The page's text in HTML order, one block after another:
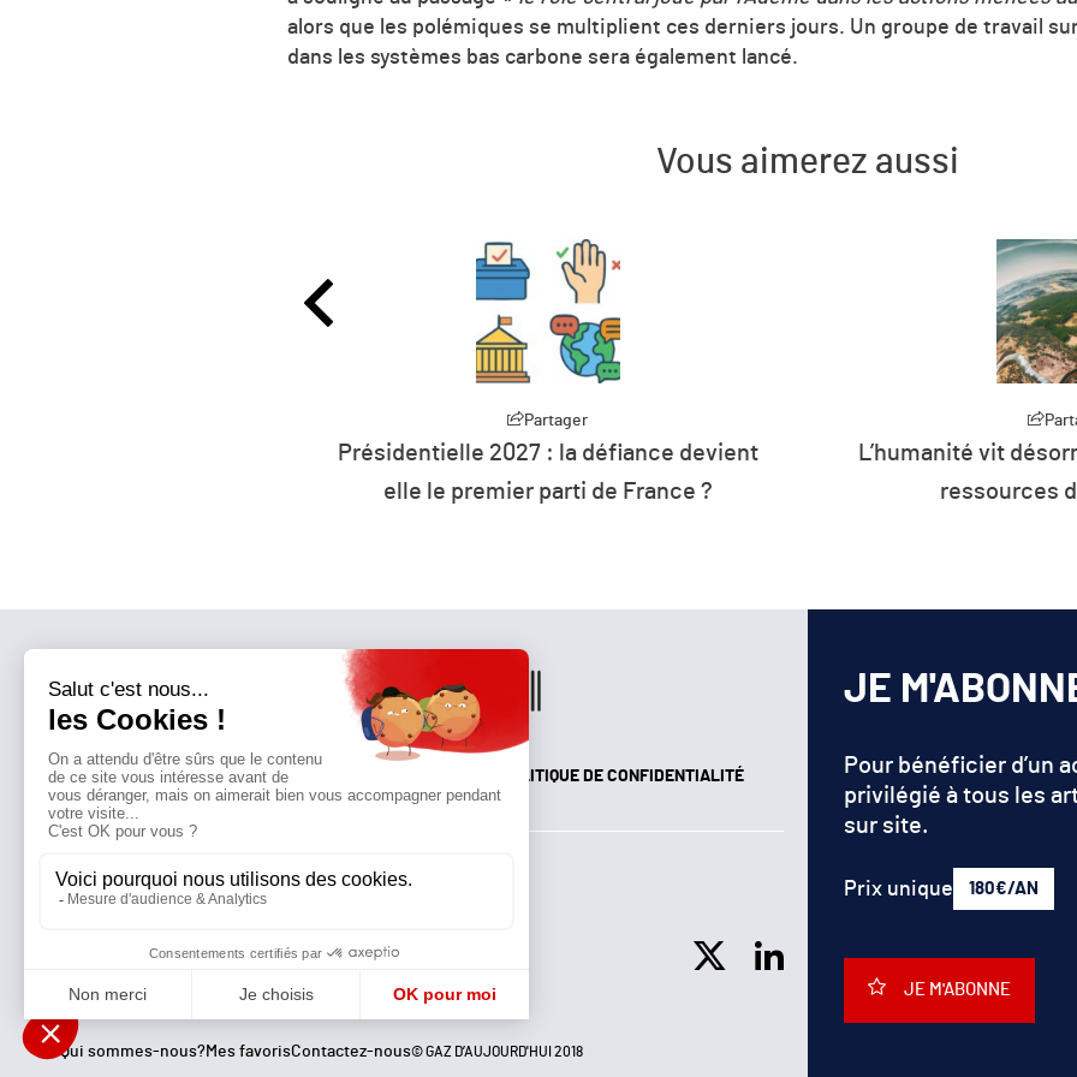
alors que les polémiques se multiplient ces derniers jours. Un groupe de travail
dans les systèmes bas carbone sera également lancé.
Vous aimerez aussi
L’humanité vit désormais à crédit sur les
ressources de la planète
Plus de
QUI SOMMES-NOUS?MENTIONS LÉGALES POLITIQUE DE CONFIDENTIALITÉ
Suivez toutes nos actualités !
NEWSLETTER
Qui sommes-nous?Mes favorisContactez-nous© GAZ D’AUJOURD'HUI 2018
JE
Pour bénéficier d’un
privilégié à tous les
sur site.
Prix unique 180€/AN
JE M'ABONNE